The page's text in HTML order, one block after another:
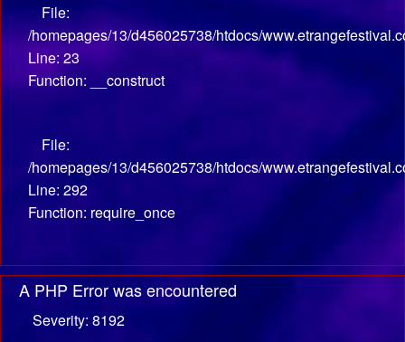
File:
/homepages/13/d456025738/htdocs/
Line: 23
Function: __construct
File:
/homepages/13/d456025738/htdocs/
Line: 292
Function: require_once
A PHP Error was encountered
Severity: 8192